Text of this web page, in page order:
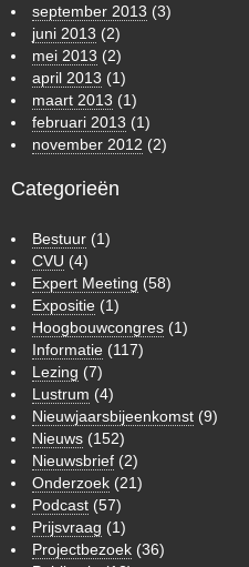
september 2013 (3)
juni 2013 (2)
mei 2013 (2)
april 2013 (1)
maart 2013 (1)
februari 2013 (1)
november 2012 (2)
Categorieën
Bestuur (1)
CVU (4)
Expert Meeting (58)
Expositie (1)
Hoogbouwcongres (1)
Informatie (117)
Lezing (7)
Lustrum (4)
Nieuwjaarsbijeenkomst (9)
Nieuws (152)
Nieuwsbrief (2)
Onderzoek (21)
Podcast (57)
Prijsvraag (1)
Projectbezoek (36)